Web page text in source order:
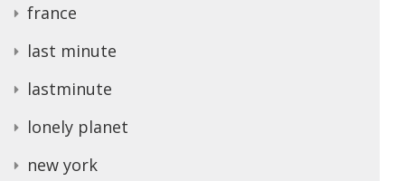
france
last minute
lastminute
lonely planet
new york